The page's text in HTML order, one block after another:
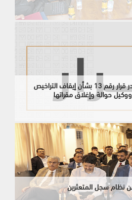
محافظ البنك المركزي يصدر قرار رقم 13 بشأن إيقاف التراخيص
حوالة وإغلاق مقراتها
نظام سجل المتعثرين